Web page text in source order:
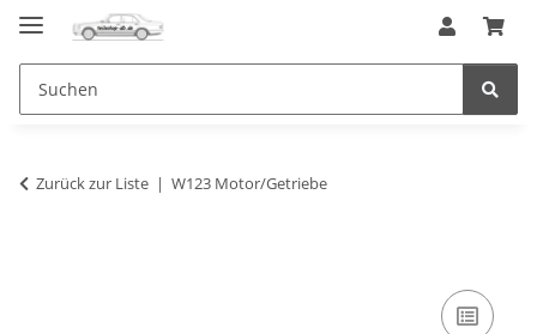
Zurück zur Liste W123 Motor/Getriebe